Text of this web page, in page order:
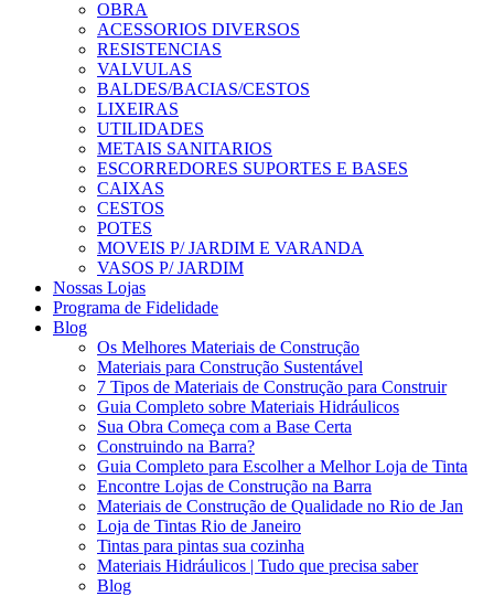
OBRA
ACESSORIOS DIVERSOS
RESISTENCIAS
VALVULAS
BALDES/BACIAS/CESTOS
LIXEIRAS
UTILIDADES
METAIS SANITARIOS
ESCORREDORES SUPORTES E BASES
CAIXAS
CESTOS
POTES
MOVEIS P/ JARDIM E VARANDA
VASOS P/ JARDIM
Nossas Lojas
Programa de Fidelidade
Blog
Os Melhores Materiais de Construção
Materiais para Construção Sustentável
7 Tipos de Materiais de Construção para Construir
Guia Completo sobre Materiais Hidráulicos
Sua Obra Começa com a Base Certa
Construindo na Barra?
Guia Completo para Escolher a Melhor Loja de Tinta
Encontre Lojas de Construção na Barra
Materiais de Construção de Qualidade no Rio de Jan
Loja de Tintas Rio de Janeiro
Tintas para pintas sua cozinha
Materiais Hidráulicos | Tudo que precisa saber
Blog